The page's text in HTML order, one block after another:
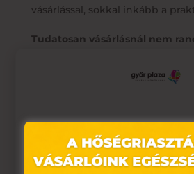
vásárlással, sokkal inkább a
Tudatosan vásárlásnál nem
megyünk, és célirányosan
kedvünk vásárolgatni,
Van egy tervünk esetleg
nincs véletlenszerűség,
Weboldalunkon „cookie"-kat